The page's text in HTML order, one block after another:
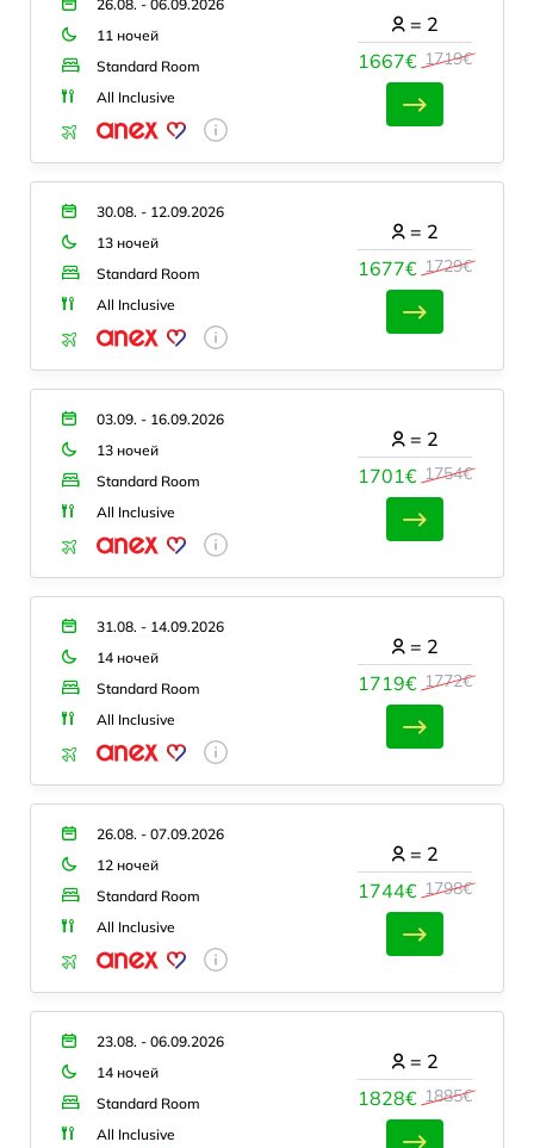
26.08. - 06.09.2026
11 ночей
Standard Room
All Inclusive
1667€ 1719€
= 2
30.08. - 12.09.2026
13 ночей
Standard Room
All Inclusive
1677€ 1729€
= 2
03.09. - 16.09.2026
13 ночей
Standard Room
All Inclusive
1701€ 1754€
= 2
31.08. - 14.09.2026
14 ночей
Standard Room
All Inclusive
1719€ 1772€
= 2
26.08. - 07.09.2026
12 ночей
Standard Room
All Inclusive
1744€ 1798€
= 2
23.08. - 06.09.2026
14 ночей
Standard Room
All Inclusive
1828€ 1885€
= 2